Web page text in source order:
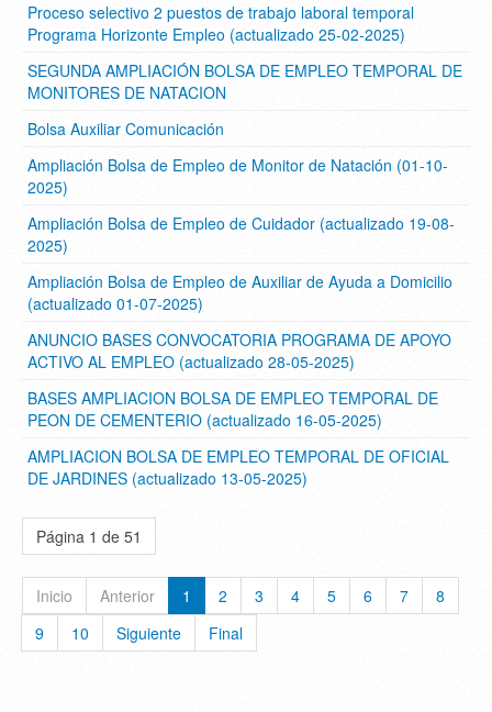
Proceso selectivo 2 puestos de trabajo laboral temporal
Programa Horizonte Empleo (actualizado 25-02-2025)
SEGUNDA AMPLIACIÓN BOLSA DE EMPLEO TEMPORAL DE
MONITORES DE NATACION
Bolsa Auxiliar Comunicación
Ampliación Bolsa de Empleo de Monitor de Natación (01-10-
2025)
Ampliación Bolsa de Empleo de Cuidador (actualizado 19-08-
2025)
Ampliación Bolsa de Empleo de Auxiliar de Ayuda a Domicilio
(actualizado 01-07-2025)
ANUNCIO BASES CONVOCATORIA PROGRAMA DE APOYO
ACTIVO AL EMPLEO (actualizado 28-05-2025)
BASES AMPLIACION BOLSA DE EMPLEO TEMPORAL DE
PEON DE CEMENTERIO (actualizado 16-05-2025)
AMPLIACION BOLSA DE EMPLEO TEMPORAL DE OFICIAL
DE JARDINES (actualizado 13-05-2025)
Página 1 de 51
Inicio Anterior 1 2 3 4 5 6 7
8
9
10 Siguiente Final